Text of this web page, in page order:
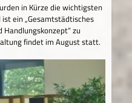
in Kürze die wichtigsten
ein „Gesamtstädtisches
zu
findet im August statt.